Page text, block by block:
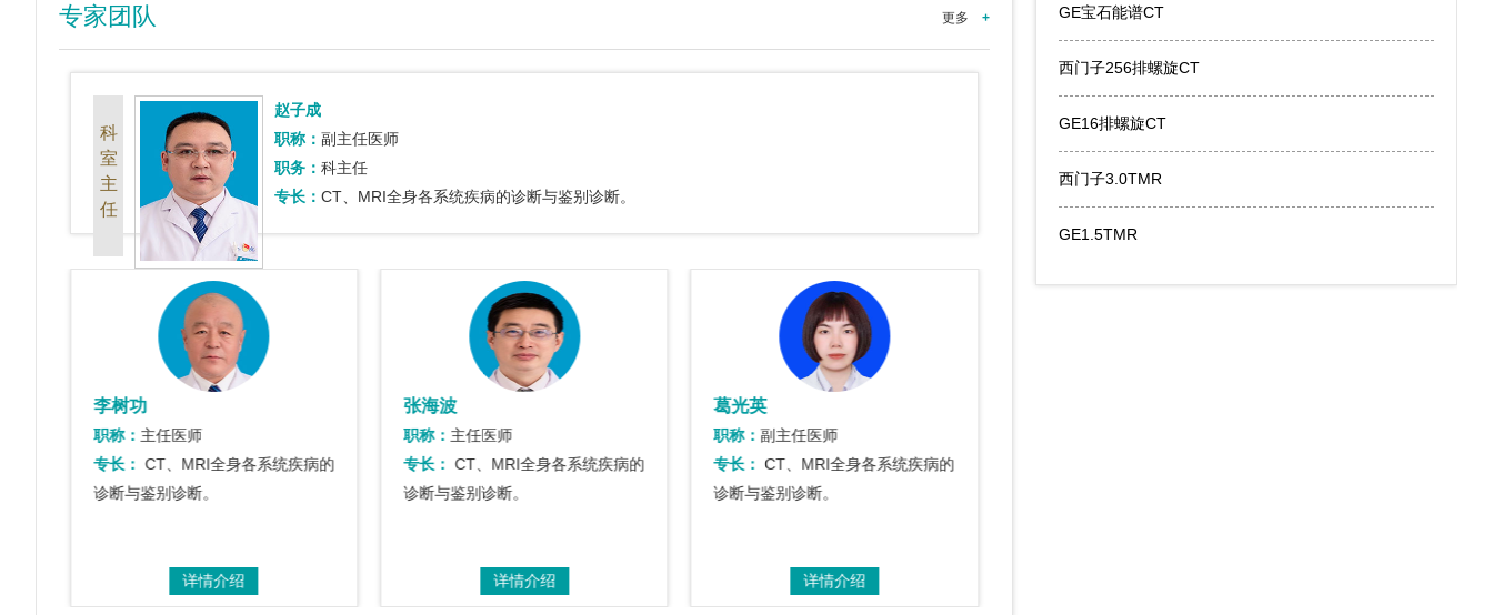
更多 +
专家团队
科
室
主
任
赵子成
职称： 副主任医师
职务： 科主任
专长： CT、MRI全身各系统疾病的诊断与鉴别诊断。
李树功
职称： 主任医师
专长： CT、MRI全身各系统疾病的
诊断与鉴别诊断。
详情介绍
张海波
职称： 主任医师
专长： CT、MRI全身各系统疾病的
诊断与鉴别诊断。
详情介绍
葛光英
职称：副主任医师
专长： CT、MRI全身各系统疾病的
诊断与鉴别诊断。
详情介绍
GE宝石能谱CT
西门子256排螺旋CT
GE16排螺旋CT
西门子3.0TMR
GE1.5TMR